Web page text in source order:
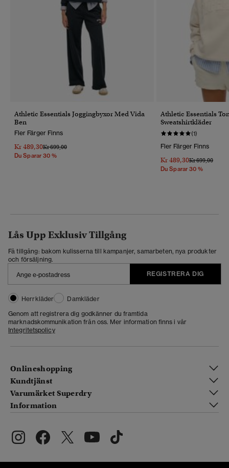
Athletic Essentials Joggingbyxor Med Vida
Ben
Fler Färger Finns
Kr 489,30Pris Reducerat Från
Kr 699,00Till
Du Sparar 30 %
Athletic Essentials
Sweatshirtkläder
(1)
Fler Färger Finns
Kr 489,30Pris Reducerat
Kr 699,00Till
Du Sparar 30 %
Lås Upp Exklusiv Tillgång
Få tillgång: bakom kulisserna till kampanjer, samarbeten, nya produkter
och försäljning.
REGISTRERA DIG
Herrkläder
Damkläder
Genom att registrera dig godkänner du framtida
marknadskommunikation från oss. Mer information finns i vår
Integritetspolicy
Onlineshopping
Kundtjänst
Varumärket Superdry
Information